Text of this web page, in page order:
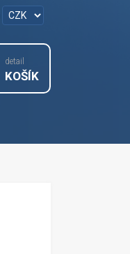
detail
KOŠÍK